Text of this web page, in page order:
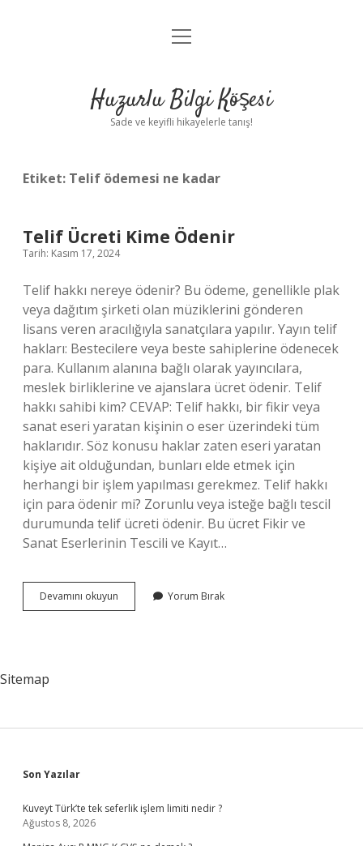
Anasayfa
Yasal Uyarı
menüyü
Huzurlu Bilgi Köşesi
Sade ve keyifli hikayelerle tanış!
Etiket: Telif ödemesi ne kadar
Telif Ücreti Kime Ödenir
Tarih: Kasım 17, 2024
Telif hakkı nereye ödenir? Bu ödeme, genellikle plak
veya dağıtım şirketi olan müziklerini gönderen
lisans veren aracılığıyla sanatçılara yapılır. Yayın telif
hakları: Bestecilere veya beste sahiplerine ödenecek
para. Kullanım alanına bağlı olarak yayıncılara,
meslek birliklerine ve ajanslara ücret ödenir. Telif
hakkı sahibi kim? CEVAP: Telif hakkı, bir fikir veya
sanat eseri yaratan kişinin o eser üzerindeki tüm
haklarıdır. Söz konusu haklar zaten eseri yaratan
kişiye ait olduğundan, bunları elde etmek için
herhangi bir işlem yapılması gerekmez. Telif hakkı
için para ödenir mi? Zorunlu veya isteğe bağlı tescil
durumunda telif ücreti ödenir. Bu ücret Fikir ve
Sanat Eserlerinin Tescili ve Kayıt…
Devamını okuyun
Ücreti
Yorum Bırak
Sitemap
Sidebar
Son Yazılar
Kuveyt Türk’te tek seferlik işlem limiti nedir ?
Ağustos 8, 2026